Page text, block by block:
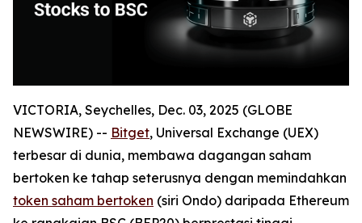
VICTORIA, Seychelles, Dec. 03, 2025 (GLOBE
NEWSWIRE) -- Bitget, Universal Exchange (UEX)
terbesar di dunia, membawa dagangan saham
bertoken ke tahap seterusnya dengan memindahkan
token saham bertoken (siri Ondo) daripada Ethereum